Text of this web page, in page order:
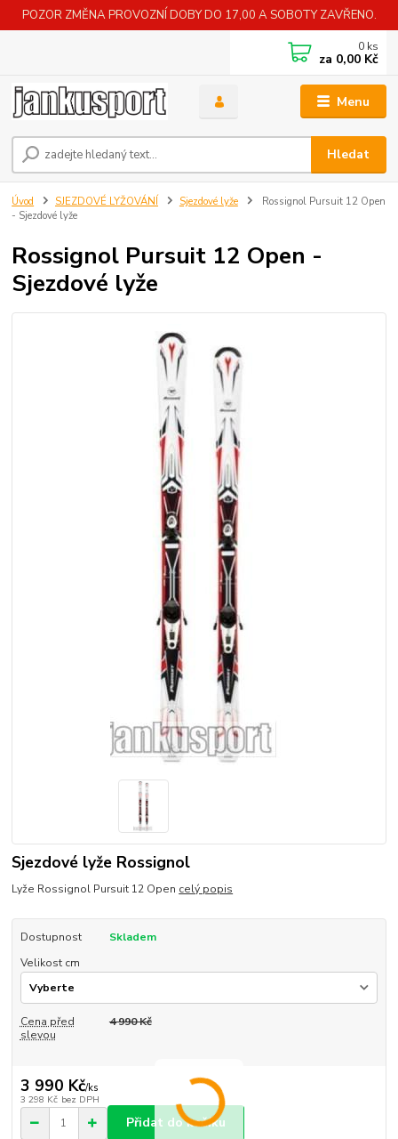
POZOR ZMĚNA PROVOZNÍ DOBY DO 17,00 A SOBOTY ZAVŘENO.
Menu
Hledat
0 ks
za 0,00 Kč
Úvod SJEZDOVÉ LYŽOVÁNÍ Sjezdové lyže
Rossignol Pursuit 12 Open
- Sjezdové lyže
Rossignol Pursuit 12 Open -
Sjezdové lyže
Sjezdové lyže Rossignol
Lyže Rossignol Pursuit 12 Open celý popis
Dostupnost
Skladem
Velikost cm
Cena před
slevou
4 990 Kč
3 990 Kč/ks
3 298 Kč bez DPH
Přidat do košíku